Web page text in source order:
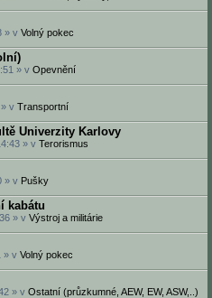
» v Volný pokec
» v Opevnění
v Transportní
Univerzity Karlovy
» v Terorismus
» v Pušky
kabátu
» v Výstroj a militárie
» v Volný pokec
» v Ostatní (průzkumné, AEW, EW, ASW,..)